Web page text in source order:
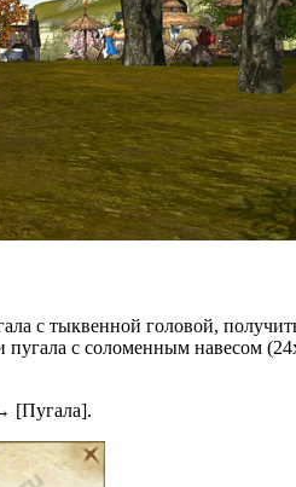
с тыквенной головой,
с соломенным навесом
[Пугала].